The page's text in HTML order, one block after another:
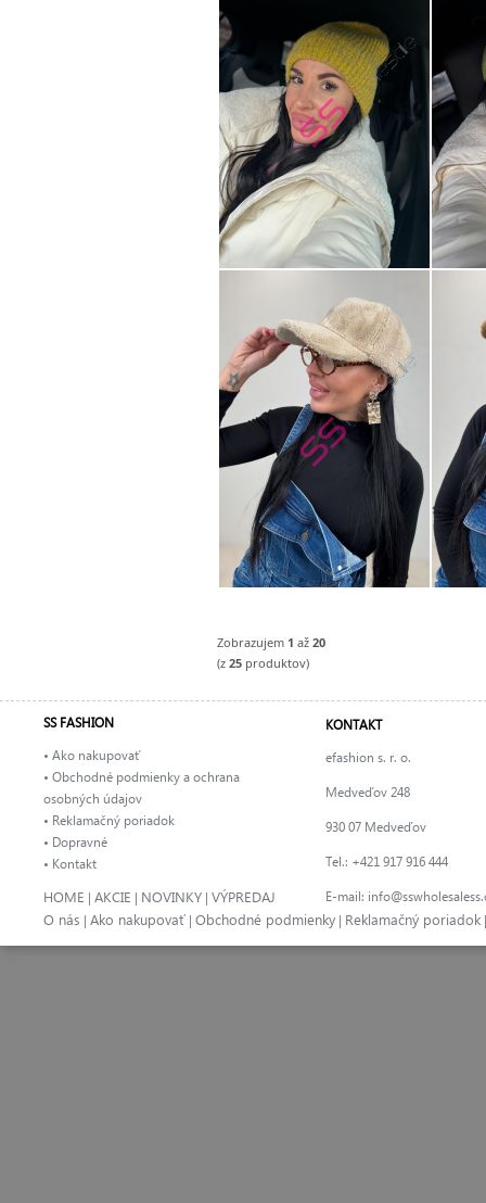
Zobrazujem 1 až 20
(z 25 produktov)
SS FASHION
• Ako nakupovať
• Obchodné podmienky a ochrana
osobných údajov
• Reklamačný poriadok
• Dopravné
• Kontakt
KONTAKT
efashion s. r. o.
Medveďov 248
930 07 Medveďov
Tel.: +421 917 916 444
E-mail:
HOME | AKCIE | NOVINKY | VÝPREDAJ
O nás | Ako nakupovať | Obchodné podmienky | Reklamačný poriadok